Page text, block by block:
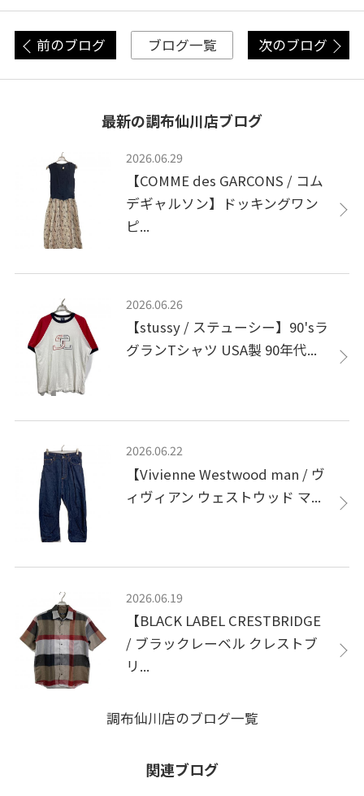
前のブログ ブログ一覧 次のブログ
最新の調布仙川店ブログ
2026.06.29
【COMME des GARCONS / コム
デギャルソン】ドッキングワン
ピ...
2026.06.26
【stussy / ステューシー】90'sラ
グランTシャツ USA製 90年代...
2026.06.22
【Vivienne Westwood man / ヴ
ィヴィアン ウェストウッド マ...
2026.06.19
【BLACK LABEL CRESTBRIDGE
/ ブラックレーベル クレストブ
リ...
調布仙川店のブログ一覧
関連ブログ